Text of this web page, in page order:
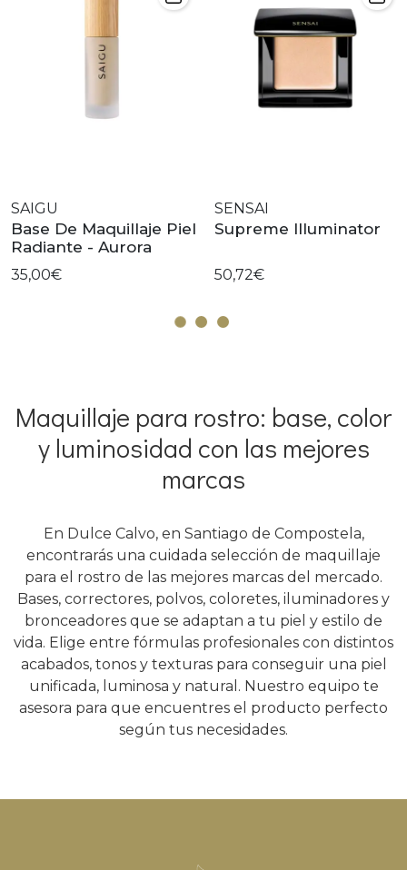
SAIGU
Base De Maquillaje Piel
Radiante - Aurora
35,00€
SENSAI
Supreme Illuminator
50,72€
Maquillaje para rostro: base, color
y luminosidad con las mejores
marcas
En Dulce Calvo, en Santiago de Compostela,
encontrarás una cuidada selección de maquillaje
para el rostro de las mejores marcas del mercado.
Bases, correctores, polvos, coloretes, iluminadores y
bronceadores que se adaptan a tu piel y estilo de
vida. Elige entre fórmulas profesionales con distintos
acabados, tonos y texturas para conseguir una piel
unificada, luminosa y natural. Nuestro equipo te
asesora para que encuentres el producto perfecto
según tus necesidades.